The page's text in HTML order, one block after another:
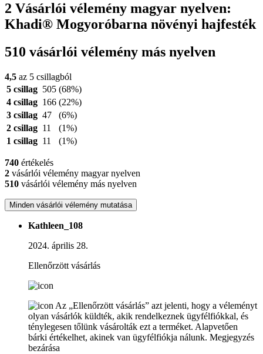
2 Vásárlói vélemény magyar nyelven:
Khadi® Mogyoróbarna növényi hajfesték
510 vásárlói vélemény más nyelven
4,5 az 5 csillagból
5 csillag 505 (68%)
4 csillag 166 (22%)
3 csillag 47
(6%)
2 csillag 11
(1%)
1 csillag 11 (1%)
740 értékelés
2 vásárlói vélemény magyar nyelven
510 vásárlói vélemény más nyelven
Minden vásárlói vélemény mutatása
Kathleen_108
2024. április 28.
Ellenőrzött vásárlás
Az „Ellenőrzött vásárlás” azt jelenti, hogy a véleményt
olyan vásárlók küldték, akik rendelkeznek ügyfélfiókkal, és
ténylegesen tőlünk vásárolták ezt a terméket. Alapvetően
bárki értékelhet, akinek van ügyfélfiókja nálunk. Megjegyzés
bezárása